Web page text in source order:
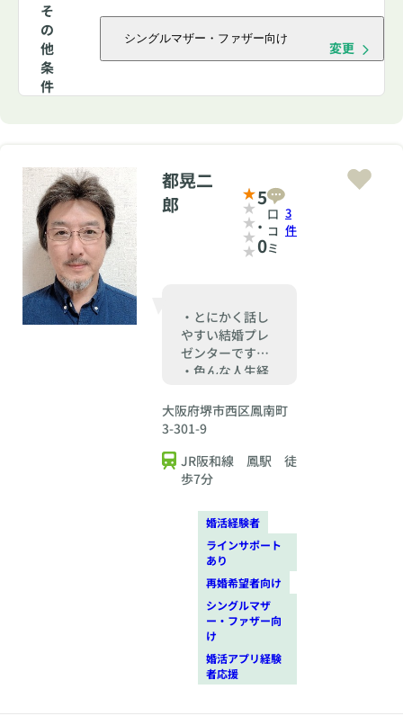
そ
の
他
条
件
シングルマザー・ファザー向け
変更
都晃二
郎
・とにかく話し
やすい結婚プレ
ゼンターです。
・色んな人生経
らず他の相談も
OKです。
5
.
0
口
コ
ミ
3
件
大阪府堺市西区鳳南町
3-301-9
JR阪和線 鳳駅 徒
歩7分
婚活経験者
ラインサポート
あり
再婚希望者向け
シングルマザ
ー・ファザー向
け
婚活アプリ経験
者応援